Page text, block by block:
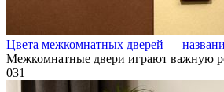
Цвета межкомнатных дверей —
Межкомнатные двери играют важную
031